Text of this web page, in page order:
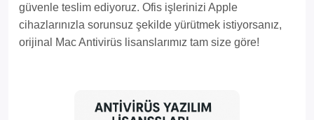
güvenle teslim ediyoruz. Ofis işlerinizi Apple
cihazlarınızla sorunsuz şekilde yürütmek istiyorsanız,
orijinal Mac Antivirüs lisanslarımız tam size göre!